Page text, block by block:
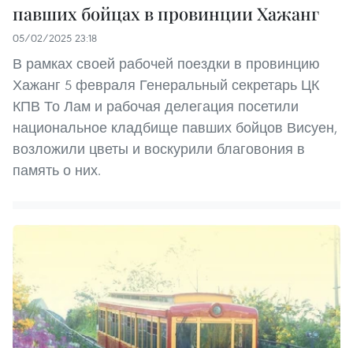
павших бойцах в провинции Хажанг
05/02/2025 23:18
В рамках своей рабочей поездки в провинцию
Хажанг 5 февраля Генеральный секретарь ЦК
КПВ То Лам и рабочая делегация посетили
национальное кладбище павших бойцов Висуен,
возложили цветы и воскурили благовония в
память о них.